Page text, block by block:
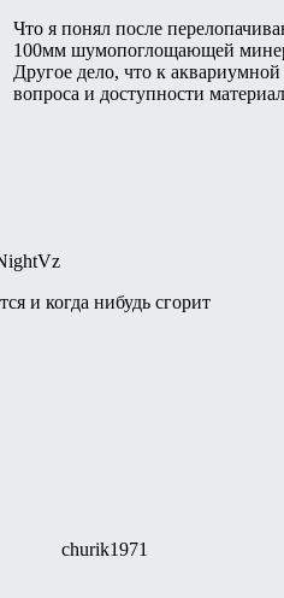
Что я понял после
100мм шумопоглощающей
Другое дело, что к
вопроса и доступности
и когда нибудь сгорит
churik1971